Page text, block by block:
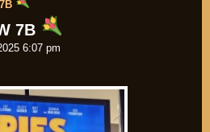
7B
6:07 pm